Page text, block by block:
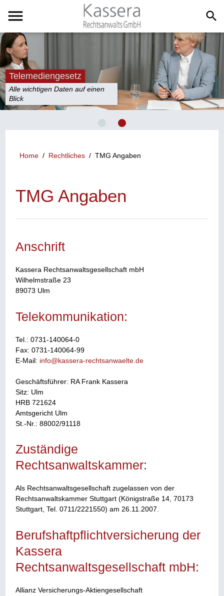
search
menu
Telemediengesetz
Alle wichtigen Daten auf einen
Blick
Home / Rechtliches / TMG Angaben
TMG Angaben
Anschrift
Kassera Rechtsanwaltsgesellschaft mbH
Wilhelmstraße 23
89073 Ulm
Telekommunikation:
Tel.: 0731-140064-0
Fax: 0731-140064-99
E-Mail: info@kassera-rechtsanwaelte.de
Geschäftsführer: RA Frank Kassera
Sitz: Ulm
HRB 721624
Amtsgericht Ulm
St.-Nr.: 88002/91118
Zuständige
Rechtsanwaltskammer:
Als Rechtsanwaltsgesellschaft zugelassen von der
Rechtsanwaltskammer Stuttgart (Königstraße 14, 70173
Stuttgart, Tel. 0711/2221550) am 26.11.2007.
Berufshaftpflichtversicherung der
Kassera
Rechtsanwaltsgesellschaft mbH:
Allianz Versicherungs-Aktiengesellschaft